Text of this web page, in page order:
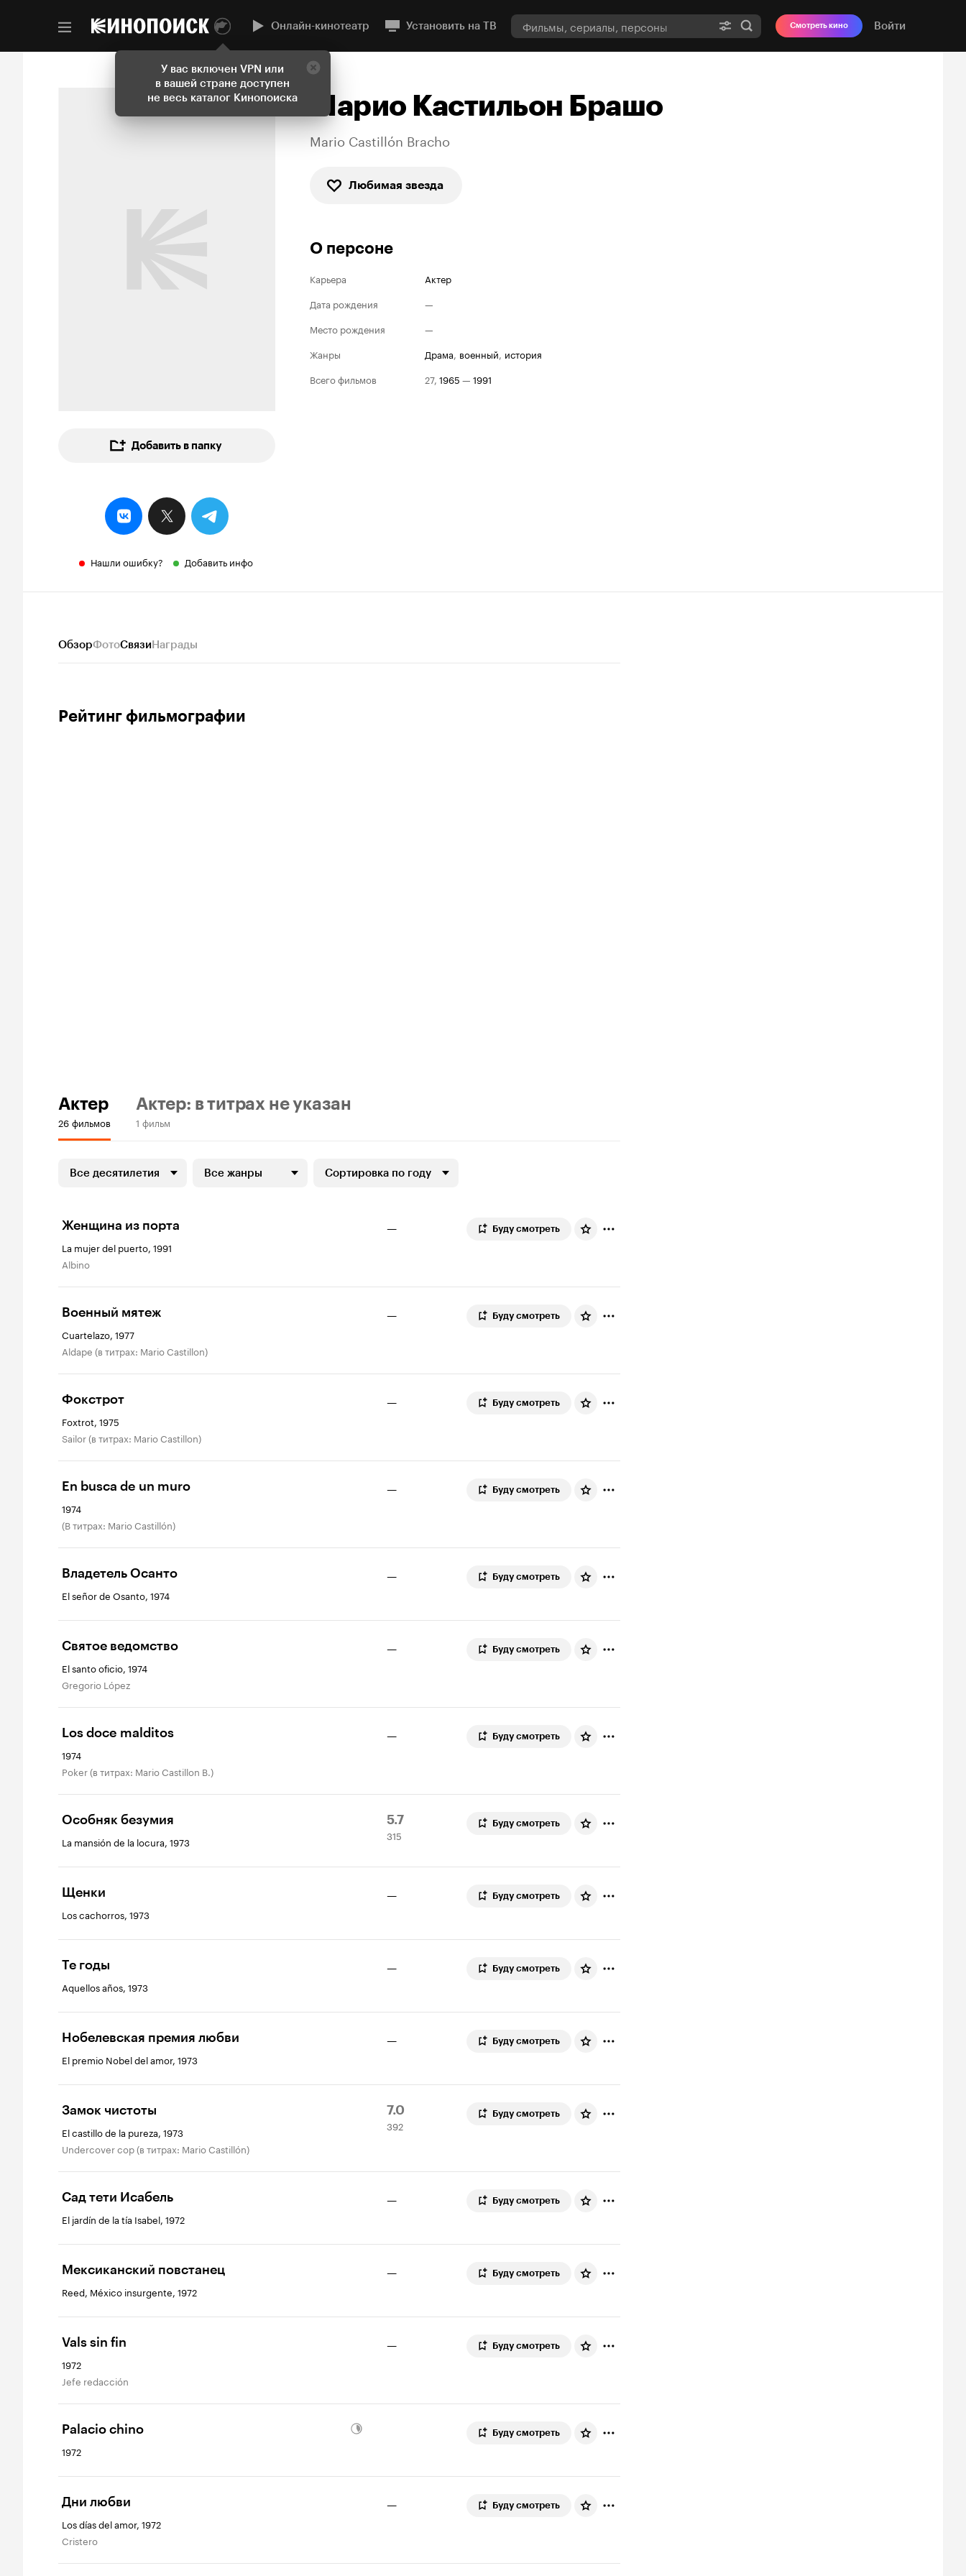
У вас включен VPN или
в вашей стране доступен
не весь каталог Кинопоиска
Онлайн-кинотеатр Установить на ТВ Смотреть кино Войти
Добавить в папку
Нашли ошибку? Добавить инфо
Марио Кастильон Брашо
Mario Castillón Bracho
Любимая звезда
О персоне
Карьера
Актер
Дата рождения
—
Место рождения
—
Жанры
драма, военный, история
Всего фильмов
27, 1965 — 1991
ОбзорФотоСвязиНаграды
Рейтинг фильмографии
Актер
26 фильмов
Актер: в титрах не указан
1 фильм
Все десятилетия Все жанры Сортировка по году
Женщина из порта
La mujer del puerto, 1991
Albino
— Буду смотреть
Военный мятеж
Cuartelazo, 1977
Aldape (в титрах: Mario Castillon)
— Буду смотреть
Фокстрот
Foxtrot, 1975
Sailor (в титрах: Mario Castillon)
— Буду смотреть
En busca de un muro
1974
(в титрах: Mario Castillón)
— Буду смотреть
Владетель Осанто
El señor de Osanto, 1974
— Буду смотреть
Святое ведомство
El santo oficio, 1974
Gregorio López
— Буду смотреть
Los doce malditos
1974
Poker (в титрах: Mario Castillon B.)
— Буду смотреть
Особняк безумия
La mansión de la locura, 1973
Рейтинг
Кинопоиска
5.7
315
оценок
315
Буду смотреть
Щенки
Los cachorros, 1973
— Буду смотреть
Те годы
Aquellos años, 1973
— Буду смотреть
Нобелевская премия любви
El premio Nobel del amor, 1973
— Буду смотреть
Замок чистоты
El castillo de la pureza, 1973
Undercover cop (в титрах: Mario Castillón)
Рейтинг
Кинопоиска
7.0
392
оценки
392
Буду смотреть
Сад тети Исабель
El jardín de la tía Isabel, 1972
— Буду смотреть
Мексиканский повстанец
Reed, México insurgente, 1972
— Буду смотреть
Vals sin fin
1972
Jefe redacción
— Буду смотреть
Palacio chino
1972
Буду смотреть
Дни любви
Los días del amor, 1972
Cristero
— Буду смотреть